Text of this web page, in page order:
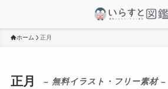
ホーム 正月
正月 – 無料イラスト・フリー素材 –